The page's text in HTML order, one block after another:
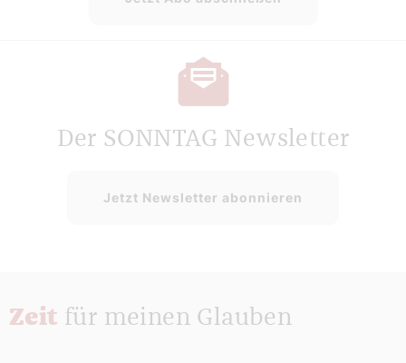
Der SONNTAG Newsletter
Jetzt Newsletter abonnieren
Zeit für meinen Glauben